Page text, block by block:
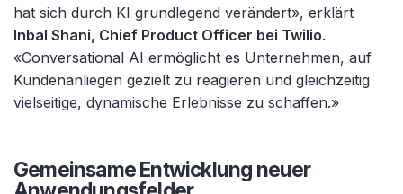
hat sich durch KI grundlegend verändert», erklärt
Inbal Shani, Chief Product Officer bei Twilio.
«Conversational AI ermöglicht es Unternehmen, auf
Kundenanliegen gezielt zu reagieren und gleichzeitig
vielseitige, dynamische Erlebnisse zu schaffen.»
Gemeinsame Entwicklung neuer